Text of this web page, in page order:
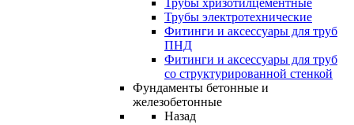
Трубы хризотилцементные
Трубы электротехнические
Фитинги и аксессуары для труб
ПНД
Фитинги и аксессуары для труб
со структурированной стенкой
Фундаменты бетонные и
железобетонные
Назад